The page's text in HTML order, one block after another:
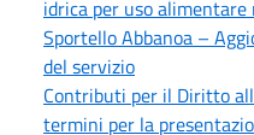
idrica per uso
Sportello Abbanoa –
del servizio
Contributi per il Diritto
termini per la